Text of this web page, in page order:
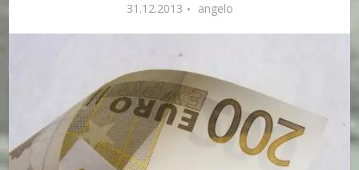
31.12.2013 angelo